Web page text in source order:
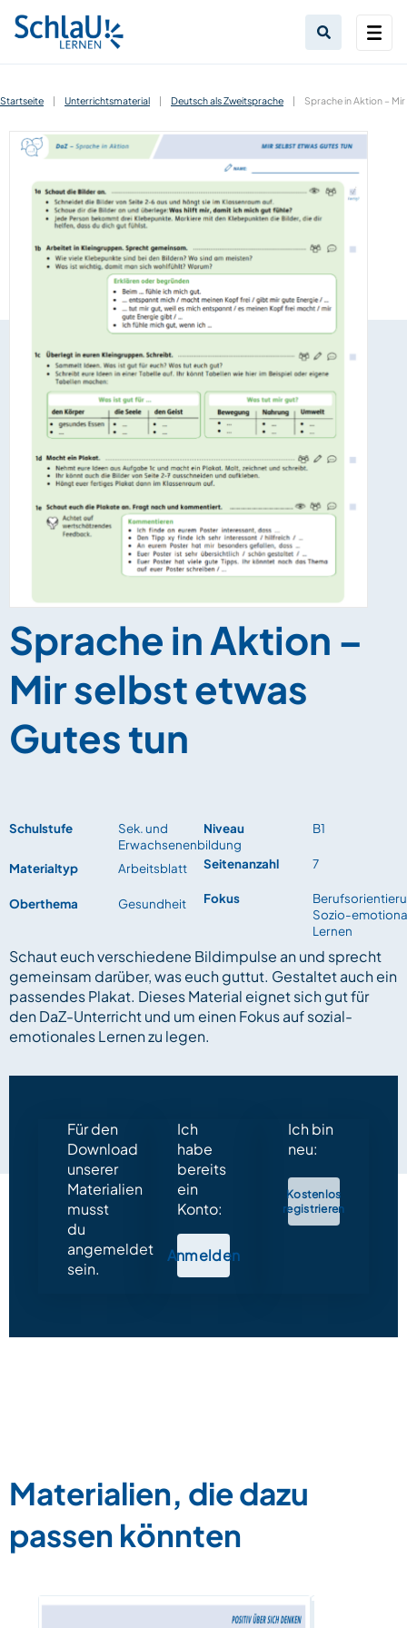
Startseite | Unterrichtsmaterial | Deutsch als Zweitsprache | Sprache in Aktion –
Sprache in Aktion –
Mir selbst etwas
Gutes tun
Schulstufe
Sek. und
Erwachsenenbildung
Materialtyp
Arbeitsblatt
Oberthema Gesundheit
Niveau B1
Seitenanzahl 7
Fokus
Sozio-
Lernen
Schaut euch verschiedene Bildimpulse an und sprecht
gemeinsam darüber, was euch guttut. Gestaltet auch ein
passendes Plakat. Dieses Material eignet sich gut für
den DaZ-Unterricht und um einen Fokus auf sozial-
emotionales Lernen zu legen.
Für den
Download
unserer
Materialien
musst
du
angemeldet
sein.
Ich
habe
bereits
ein
Konto:
Anmelden
Ich bin
neu:
Kostenlos
registrieren
Materialien, die dazu
passen könnten